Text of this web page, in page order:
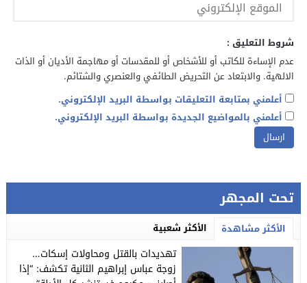
شروط التعليق :
عدم الإساءة للكاتب أو للأشخاص أو للمقدسات أو مهاجمة الأديان أو الذات
الالهية. والابتعاد عن التحريض الطائفي والعنصري والشتائم.
أعلمني بمتابعة التعليقات بواسطة البريد الإلكتروني.
أعلمني بالمواضيع الجديدة بواسطة البريد الإلكتروني.
تحت المجهر
الأكثر مشاهدة الأكثر شعبية
تهديدات بالقتل ومحاولات إسكات…
زوجة عباس إبراهيم الثانية تكشف: “إذا